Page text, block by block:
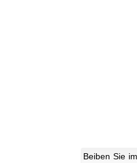
Beiben Sie